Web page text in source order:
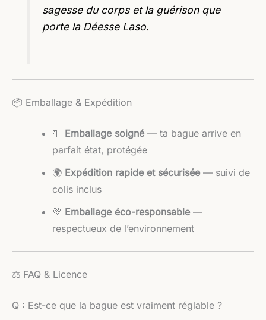
sagesse du corps et la guérison que
porte la Déesse Laso.
📦 Emballage & Expédition
📮 Emballage soigné— ta bague arrive en
parfait état, protégée
🌍 Expédition rapide et sécurisée— suivi de
colis inclus
💚 Emballage éco-responsable—
respectueux de l’environnement
⚖️ FAQ & Licence
Q : Est-ce que la bague est vraiment réglable ?